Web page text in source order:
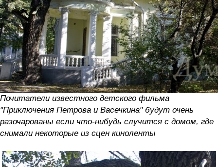
Почитатели известного детского фильма
"Приключения Петрова и Васечкина" будут очень
разочарованы если что-нибудь случится с домом, где
снимали некоторые из сцен киноленты